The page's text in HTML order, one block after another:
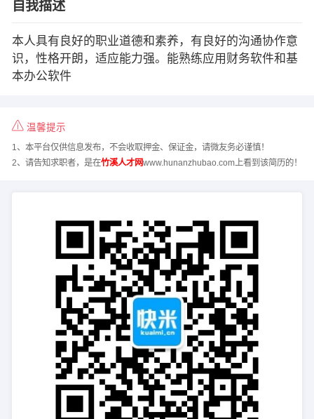
自我描述
本人具有良好的职业道德和素养，有良好的沟通协作意
识，性格开朗，适应能力强。能熟练应用财务软件和基
本办公软件
温馨提示
1、本平台仅供信息发布，不会收取押金、保证金，请微友务必谨慎！
2、请告知求职者，是在竹溪人才网www.hunanzhubao.com上看到该简历的！